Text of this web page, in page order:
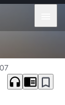
headphones chrome_reader_mode bookmark_border